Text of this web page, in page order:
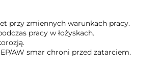
przy zmiennych warunkach pracy.
pracy w łożyskach.
AW smar chroni przed zatarciem.